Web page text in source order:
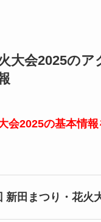
大会2025のア
会2025の基本情
新田まつり・花火